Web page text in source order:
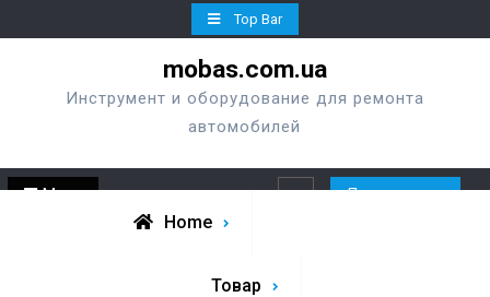
to
Top Bar
mobas.com.ua
Инструмент и оборудование для ремонта
автомобилей
Menu Перезвонить
Home
Товар